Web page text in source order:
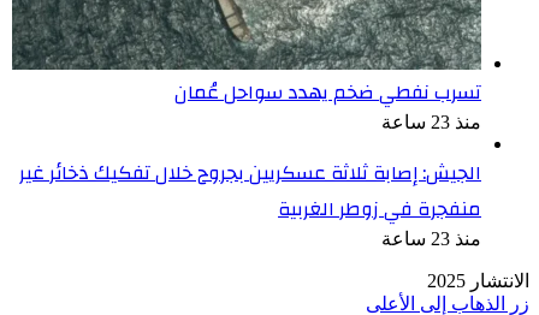
تسرب نفطي ضخم يهدد سواحل عُمان
منذ 23 ساعة
الجيش: إصابة ثلاثة عسكريين بجروح خلال تفكيك ذخائر غير
منفجرة في زوطر الغربية
منذ 23 ساعة
الانتشار 2025
زر الذهاب إلى الأعلى